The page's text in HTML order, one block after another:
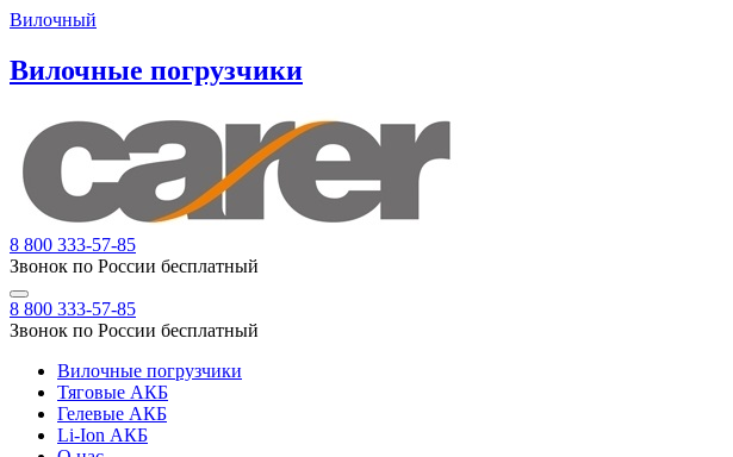
Вилочный
Вилочные погрузчики
8 800 333-57-85
Звонок по России бесплатный
8 800 333-57-85
Звонок по России бесплатный
Вилочные погрузчики
Тяговые АКБ
Гелевые АКБ
Li-Ion АКБ